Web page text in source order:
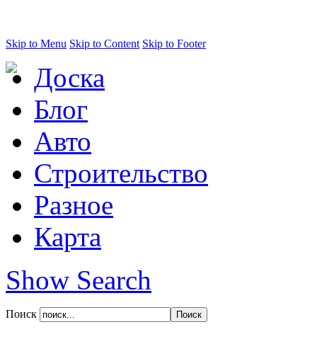
Skip to Menu Skip to Content Skip to Footer
Доска
Блог
Авто
Строительство
Разное
Карта
Show Search
Поиск